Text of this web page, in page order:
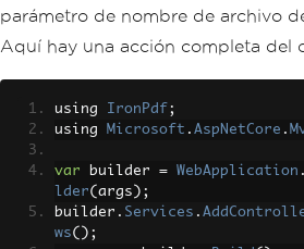
parámetro de nombre de archivo
Aquí hay una acción completa del
using IronPdf ;
using Microsoft . AspNetCore .
var builder = WebApplication .
lder( args );
builder . Services .
ws();